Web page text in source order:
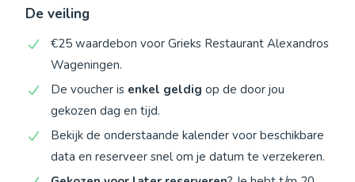
De veiling
€25 waardebon voor Grieks Restaurant Alexandros
Wageningen.
De voucher is enkel geldig op de door jou
gekozen dag en tijd.
Bekijk de onderstaande kalender voor beschikbare
data en reserveer snel om je datum te verzekeren.